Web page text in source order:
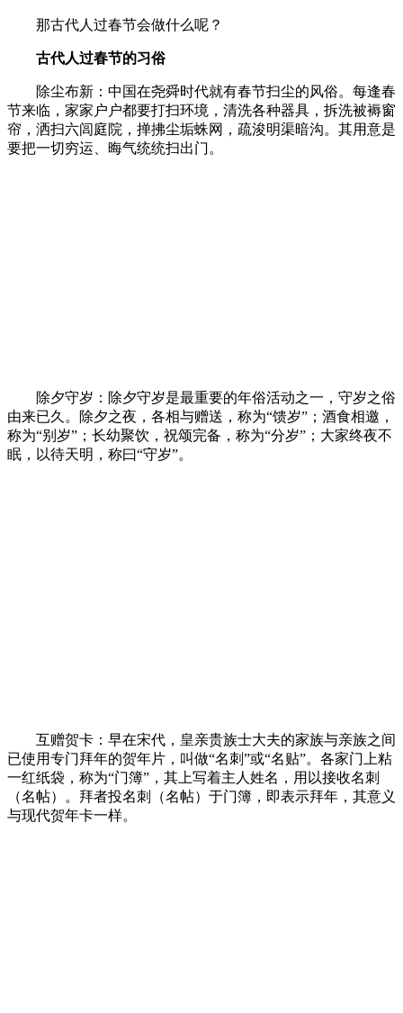
那古代人过春节会做什么呢？
古代人过春节的习俗
除尘布新：中国在尧舜时代就有春节扫尘的风俗。每逢春
节来临，家家户户都要打扫环境，清洗各种器具，拆洗被褥窗
帘，洒扫六闾庭院，掸拂尘垢蛛网，疏浚明渠暗沟。其用意是
要把一切穷运、晦气统统扫出门。
除夕守岁：除夕守岁是最重要的年俗活动之一，守岁之俗
由来已久。除夕之夜，各相与赠送，称为“馈岁”；酒食相邀，
称为“别岁”；长幼聚饮，祝颂完备，称为“分岁”；大家终夜不
眠，以待天明，称曰“守岁”。
互赠贺卡：早在宋代，皇亲贵族士大夫的家族与亲族之间
已使用专门拜年的贺年片，叫做“名刺”或“名贴”。各家门上粘
一红纸袋，称为“门簿”，其上写着主人姓名，用以接收名刺
（名帖）。拜者投名刺（名帖）于门簿，即表示拜年，其意义
与现代贺年卡一样。